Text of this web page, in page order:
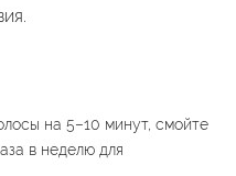
на 5–10 минут, смойте
в неделю для